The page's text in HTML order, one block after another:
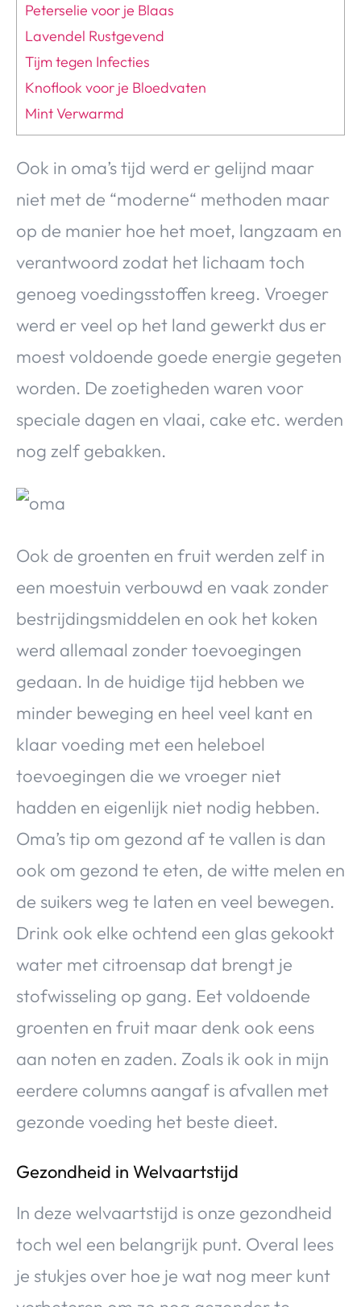
Peterselie voor je Blaas
Lavendel Rustgevend
Tijm tegen Infecties
Knoflook voor je Bloedvaten
Mint Verwarmd
Ook in oma’s tijd werd er gelijnd maar
niet met de “moderne“ methoden maar
op de manier hoe het moet, langzaam en
verantwoord zodat het lichaam toch
genoeg voedingsstoffen kreeg. Vroeger
werd er veel op het land gewerkt dus er
moest voldoende goede energie gegeten
worden. De zoetigheden waren voor
speciale dagen en vlaai, cake etc. werden
nog zelf gebakken.
Ook de groenten en fruit werden zelf in
een moestuin verbouwd en vaak zonder
bestrijdingsmiddelen en ook het koken
werd allemaal zonder toevoegingen
gedaan. In de huidige tijd hebben we
minder beweging en heel veel kant en
klaar voeding met een heleboel
toevoegingen die we vroeger niet
hadden en eigenlijk niet nodig hebben.
Oma’s tip om gezond af te vallen is dan
ook om gezond te eten, de witte melen en
de suikers weg te laten en veel bewegen.
Drink ook elke ochtend een glas gekookt
water met citroensap dat brengt je
stofwisseling op gang. Eet voldoende
groenten en fruit maar denk ook eens
aan noten en zaden. Zoals ik ook in mijn
eerdere columns aangaf is afvallen met
gezonde voeding het beste dieet.
Gezondheid in Welvaartstijd
In deze welvaartstijd is onze gezondheid
toch wel een belangrijk punt. Overal lees
je stukjes over hoe je wat nog meer kunt